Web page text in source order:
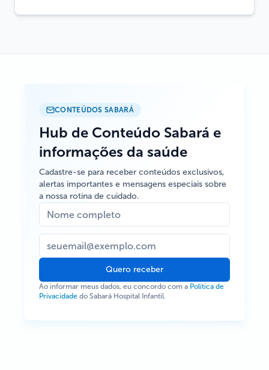
CONTEÚDOS SABARÁ
Hub de Conteúdo Sabará e
informações da saúde
Cadastre-se para receber conteúdos exclusivos,
alertas importantes e mensagens especiais sobre
a nossa rotina de cuidado.
Quero receber
Ao informar meus dados, eu concordo com a Política de
Privacidade do Sabará Hospital Infantil.